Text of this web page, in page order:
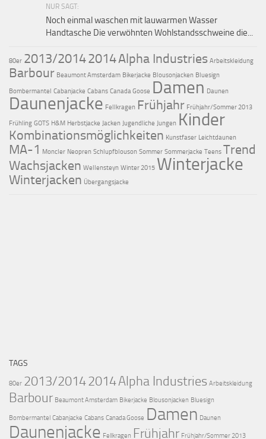
NUR SAGT:
Noch einmal waschen mit lauwarmen Wasser
Handtasche Die verwöhnten Wohlstandsschweine die...
80er 2013/20142014Alpha Industries Arbeitskleidung
Barbour Beaumont Amsterdam Bikerjacke Blousonjacken Bluesign
Bombermantel Cabanjacke Cabans Canada Goose Damen Daunen
Daunenjacke Fellkragen Frühjahr Frühjahr/Sommer 2013
Frühling GOTS H&M Herbstjacke Jacken Jugendliche Jungen Kinder
Kombinationsmöglichkeiten Kunstfaser Leichtdaunen
MA-1 Moncler Neopren Schlupfblouson Sommer Sommerjacke Teens Trend
Wachsjacken Wellensteyn Winter 2015 Winterjacke
Winterjacken Übergangsjacke
TAGS
80er 2013/20142014Alpha Industries Arbeitskleidung
Barbour Beaumont Amsterdam Bikerjacke Blousonjacken Bluesign
Bombermantel Cabanjacke Cabans Canada Goose Damen Daunen
Daunenjacke Fellkragen Frühjahr Frühjahr/Sommer 2013